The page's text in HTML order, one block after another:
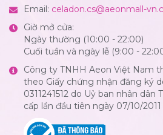
Email: celadon.cs@aeonmall-
Giờ mở cửa:
Ngày thường (10:00 - 22:00)
Cuối tuần và ngày lễ (9:00 -
Công ty TNHH Aeon Việt Nam
theo Giấy chứng nhận đăng ký
0311241512 do Uỷ ban nhân dân
cấp lần đầu tiên ngày 07/10/2011